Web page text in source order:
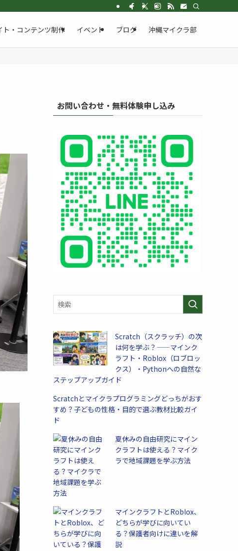
イクラ部クロスウェーブ。Google認定AIプロフェッショナルの現役エンジニア
ト・コンテンツ制作 イベント ブログ 沖縄マイクラ部
お問い合わせ・無料体験申し込み
Scratch（スクラッチ）の次
は何を学ぶ？——マインク
ラフト・Roblox（ロブロッ
クス）・Pythonへの自然な
ステップアップガイド
Scratchとマイクラプログラミングどっちがおす
すめ？子どもの性格・目的で選ぶ教材比較ガイ
ド
夏休みの自由研究にマイン
クラフトは使える？マイク
ラで地域課題を学ぶ方法
マインクラフトとRoblox、
どちらが学びに向いてい
る？保護者向けに違いを解
説